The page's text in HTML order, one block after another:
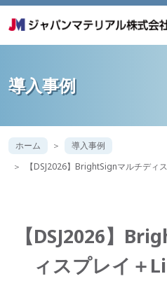
導入事例
ホーム
導入事例
【DSJ2026】BrightSignマルチディ
【DSJ2026】
ィスプレイ＋